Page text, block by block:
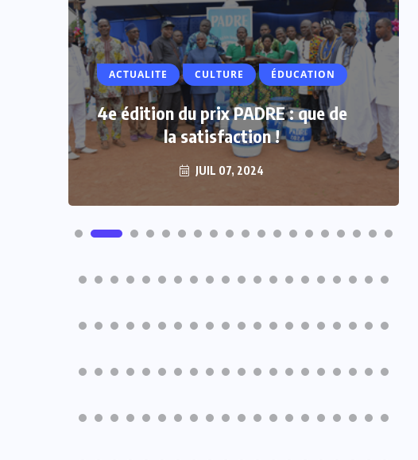
ACTUALITE CULTURE ÉDUCATION
4e édition du prix PADRE : que de
la satisfaction !
JUIL 07, 2024